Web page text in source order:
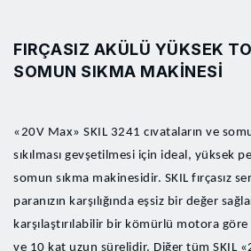
FIRÇASIZ AKÜLÜ YÜKSEK
SOMUN SIKMA MAKINESI
«20V Max» SKIL 3241 cıvataların ve
sıkılması gevşetilmesi için ideal, yüksek
somun sıkma makinesidir. SKIL fırçasız
paranızın karşılığında eşsiz bir değer
karşılaştırılabilir bir kömürlü motora göre
ve 10 kat uzun sürelidir. Diğer tüm SKIL